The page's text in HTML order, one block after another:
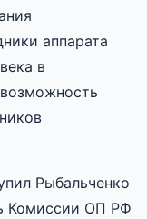
аппарата
в
Рыбальченко
Комиссии ОП РФ